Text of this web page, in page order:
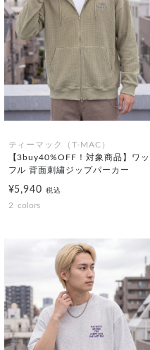
ティーマック（T-MAC）
【3buy40%OFF！対象商品】ワッ
フル 背面刺繍ジップパーカー
¥5,940税込
2 colors